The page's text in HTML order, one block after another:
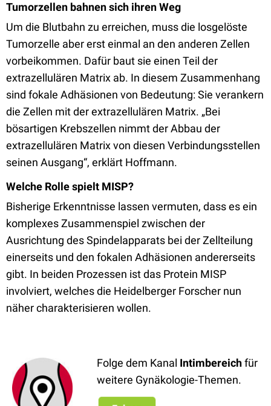
Tumorzellen bahnen sich ihren Weg
Um die Blutbahn zu erreichen, muss die losgelöste
Tumorzelle aber erst einmal an den anderen Zellen
vorbeikommen. Dafür baut sie einen Teil der
extrazellulären Matrix ab. In diesem Zusammenhang
sind fokale Adhäsionen von Bedeutung: Sie verankern
die Zellen mit der extrazellulären Matrix. „Bei
bösartigen Krebszellen nimmt der Abbau der
extrazellulären Matrix von diesen Verbindungsstellen
seinen Ausgang“, erklärt Hoffmann.
Welche Rolle spielt MISP?
Bisherige Erkenntnisse lassen vermuten, dass es ein
komplexes Zusammenspiel zwischen der
Ausrichtung des Spindelapparats bei der Zellteilung
einerseits und den fokalen Adhäsionen andererseits
gibt. In beiden Prozessen ist das Protein MISP
involviert, welches die Heidelberger Forscher nun
näher charakterisieren wollen.
Folge dem Kanal Intimbereichfür
weitere Gynäkologie-Themen.